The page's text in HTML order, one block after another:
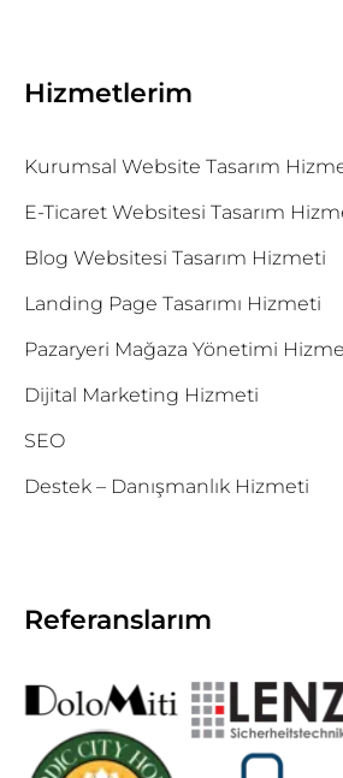
Hizmetlerim
Kurumsal Website Tasarım
E-Ticaret Websitesi Tasarım
Blog Websitesi Tasarım Hizmeti
Landing Page Tasarımı Hizmeti
Pazaryeri Mağaza Yönetimi
Dijital Marketing Hizmeti
SEO
Destek – Danışmanlık Hizmeti
Referanslarım